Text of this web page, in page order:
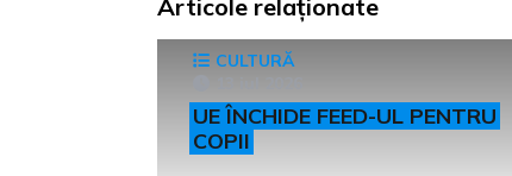
Articole relaționate
CULTURĂ
UE ÎNCHIDE FEED-UL PENTRU
COPII